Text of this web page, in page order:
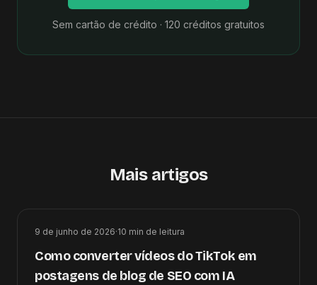
Sem cartão de crédito · 120 créditos gratuitos
Mais artigos
9 de junho de 2026·10 min de leitura
Como converter vídeos do TikTok em
postagens de blog de SEO com IA